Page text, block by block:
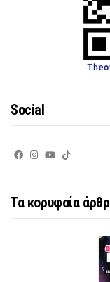
Social
Τα κορυφαία